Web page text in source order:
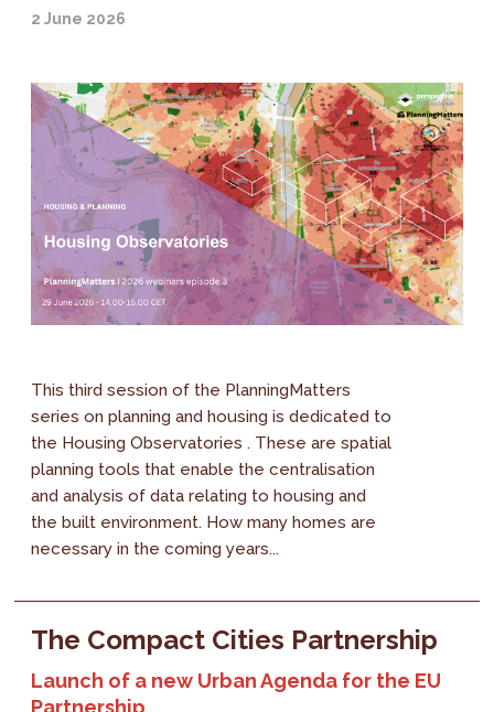
2 June 2026
This third session of the PlanningMatters
series on planning and housing is dedicated to
the Housing Observatories . These are spatial
planning tools that enable the centralisation
and analysis of data relating to housing and
the built environment. How many homes are
necessary in the coming years...
The Compact Cities Partnership
Launch of a new Urban Agenda for the EU
Partnership